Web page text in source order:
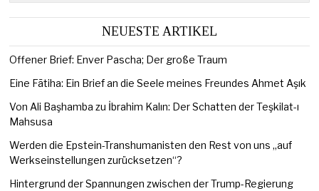
NEUESTE ARTIKEL
Offener Brief: Enver Pascha; Der große Traum
Eine Fātiha: Ein Brief an die Seele meines Freundes Ahmet Aşık
Von Ali Başhamba zu İbrahim Kalın: Der Schatten der Teşkilat-ı
Mahsusa
Werden die Epstein-Transhumanisten den Rest von uns „auf
Werkseinstellungen zurücksetzen“?
Hintergrund der Spannungen zwischen der Trump-Regierung